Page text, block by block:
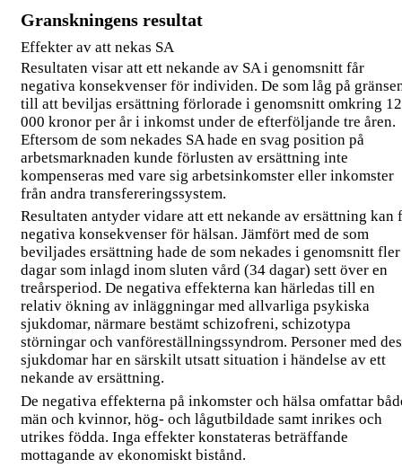
Granskningens resultat
Effekter av att nekas SA
Resultaten visar att ett nekande av SA i genomsnitt får
negativa konsekvenser för individen. De som låg på
till att beviljas ersättning förlorade i genomsnitt omkring
000 kronor per år i inkomst under de efterföljande tre åren.
Eftersom de som nekades SA hade en svag position på
arbetsmarknaden kunde förlusten av ersättning inte
kompenseras med vare sig arbetsinkomster eller inkomster
från andra transfereringssystem.
Resultaten antyder vidare att ett nekande av ersättning kan
negativa konsekvenser för hälsan. Jämfört med de som
beviljades ersättning hade de som nekades i genomsnitt fler
dagar som inlagd inom sluten vård (34 dagar) sett över en
treårsperiod. De negativa effekterna kan härledas till en
relativ ökning av inläggningar med allvarliga psykiska
sjukdomar, närmare bestämt schizofreni, schizotypa
störningar och vanföreställningssyndrom. Personer med
sjukdomar har en särskilt utsatt situation i händelse av ett
nekande av ersättning.
De negativa effekterna på inkomster och hälsa omfattar
män och kvinnor, hög- och lågutbildade samt inrikes och
utrikes födda. Inga effekter konstateras beträffande
mottagande av ekonomiskt bistånd.